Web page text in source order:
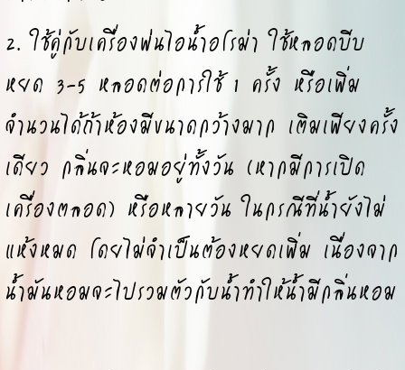
2. ใช้คู่กับเครื่องพ่นไอน้ำอโรม่า ใช้หลอดบีบ
หยด 3-5 หลอดต่อการใช้ 1 ครั้ง หรือเพิ่ม
จำนวนได้ถ้าห้องมีขนาดกว้างมาก เติมเพียงครั้ง
เดียว กลิ่นจะหอมอยู่ทั้งวัน (หากมีการเปิด
เครื่องตลอด) หรือหลายวัน ในกรณีที่น้ำยังไม่
แห้งหมด โดยไม่จำเป็นต้องหยดเพิ่ม เนื่องจาก
น้ำมันหอมจะไปรวมตัวกับน้ำทำให้น้ำมีกลิ่นหอม